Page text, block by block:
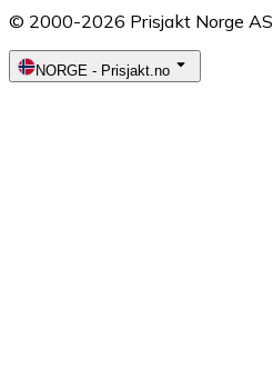
© 2000-2026 Prisjakt Norge AS
NORGE - Prisjakt.no